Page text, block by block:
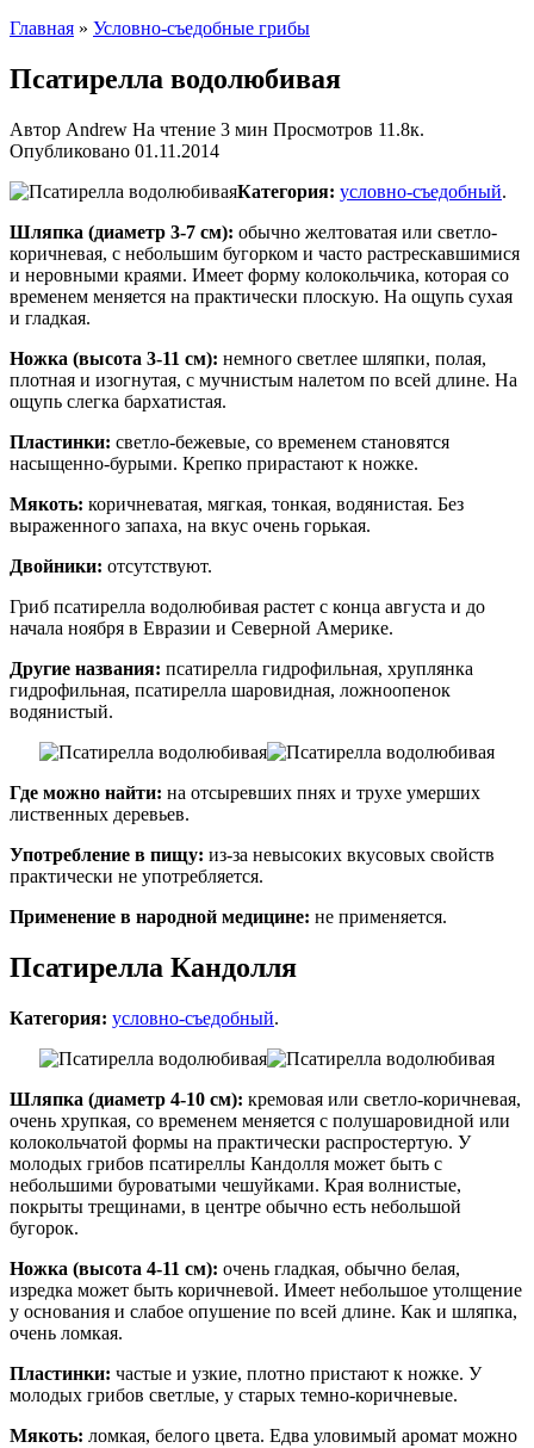
Главная » Условно-съедобные грибы
Псатирелла водолюбивая
Автор Andrew На чтение 3 мин Просмотров 11.8к.
Опубликовано 01.11.2014
Категория: условно-съедобный.
Шляпка (диаметр 3-7 см): обычно желтоватая или светло-
коричневая, с небольшим бугорком и часто растрескавшимися
и неровными краями. Имеет форму колокольчика, которая со
временем меняется на практически плоскую. На ощупь сухая
и гладкая.
Ножка (высота 3-11 см): немного светлее шляпки, полая,
плотная и изогнутая, с мучнистым налетом по всей длине. На
ощупь слегка бархатистая.
Пластинки: светло-бежевые, со временем становятся
насыщенно-бурыми. Крепко прирастают к ножке.
Мякоть: коричневатая, мягкая, тонкая, водянистая. Без
выраженного запаха, на вкус очень горькая.
Двойники: отсутствуют.
Гриб псатирелла водолюбивая растет с конца августа и до
начала ноября в Евразии и Северной Америке.
Другие названия: псатирелла гидрофильная, хруплянка
гидрофильная, псатирелла шаровидная, ложноопенок
водянистый.
Где можно найти: на отсыревших пнях и трухе умерших
лиственных деревьев.
Употребление в пищу: из-за невысоких вкусовых свойств
практически не употребляется.
Применение в народной медицине: не применяется.
Псатирелла Кандолля
Категория: условно-съедобный.
Шляпка (диаметр 4-10 см): кремовая или светло-коричневая,
очень хрупкая, со временем меняется с полушаровидной или
колокольчатой формы на практически распростертую. У
молодых грибов псатиреллы Кандолля может быть с
небольшими буроватыми чешуйками. Края волнистые,
покрыты трещинами, в центре обычно есть небольшой
бугорок.
Ножка (высота 4-11 см): очень гладкая, обычно белая,
изредка может быть коричневой. Имеет небольшое утолщение
у основания и слабое опушение по всей длине. Как и шляпка,
очень ломкая.
Пластинки: частые и узкие, плотно пристают к ножке. У
молодых грибов светлые, у старых темно-коричневые.
Мякоть: ломкая, белого цвета. Едва уловимый аромат можно